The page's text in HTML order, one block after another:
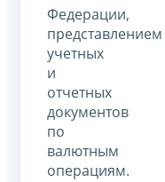
Федерации,
представлением
учетных
и
отчетных
документов
по
валютным
операциям.